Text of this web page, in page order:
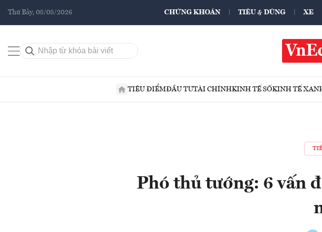
Thứ Bảy, 08/08/2026 CHỨNG KHOÁN TIÊU & DÙNG XE
TIÊU ĐIỂMĐẦU TƯTÀI CHÍNHKINH TẾ SỐKINH TẾ
Phó thủ tướng: 6 vấn